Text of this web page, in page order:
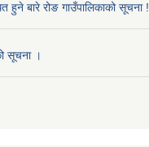
हुने बारे रोङ गाउँपालिकाको सूचना !
सूचना ।